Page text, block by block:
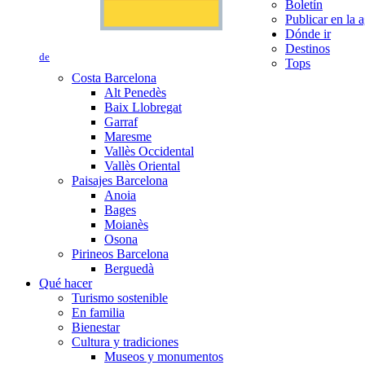
de
Boletín
Publicar en la
Dónde ir
Destinos
Tops
Costa Barcelona
Alt Penedès
Baix Llobregat
Garraf
Maresme
Vallès Occidental
Vallès Oriental
Paisajes Barcelona
Anoia
Bages
Moianès
Osona
Pirineos Barcelona
Berguedà
Qué hacer
Turismo sostenible
En familia
Bienestar
Cultura y tradiciones
Museos y monumentos